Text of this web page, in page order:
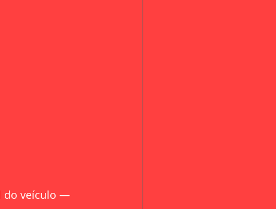
do veículo —